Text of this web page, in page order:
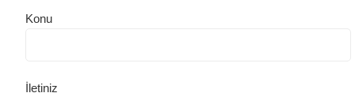
Konu
İletiniz